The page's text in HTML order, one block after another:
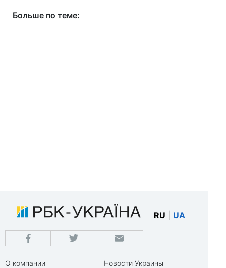
Больше по теме:
RU UA
О компании
Новости Украины